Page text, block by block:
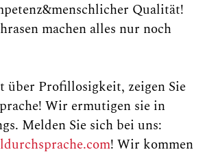
Qualität!
machen alles nur noch
über Profillosigkeit, zeigen Sie
Wir ermutigen sie in
Melden Sie sich bei uns:
! Wir kommen